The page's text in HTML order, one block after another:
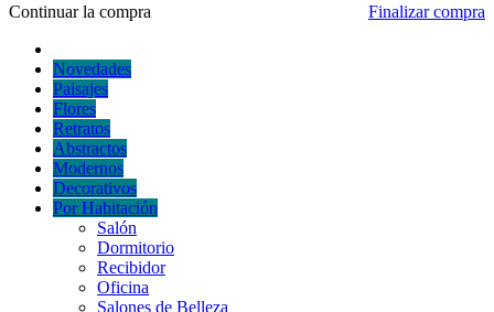
Continuar la compra
Finalizar compra
Novedades
Paisajes
Flores
Retratos
Abstractos
Modernos
Decorativos
Por Habitación
Salón
Dormitorio
Recibidor
Oficina
Salones de Belleza